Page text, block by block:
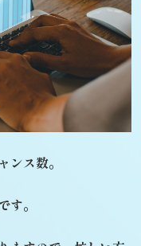
ンス数。
。